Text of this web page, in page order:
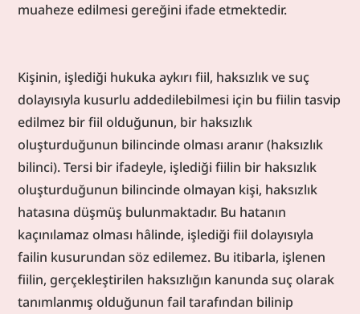
muaheze edilmesi gereğini ifade etmektedir.
Kişinin, işlediği hukuka aykırı fiil, haksızlık ve suç
dolayısıyla kusurlu addedilebilmesi için bu fiilin tasvip
edilmez bir fiil olduğunun, bir haksızlık
oluşturduğunun bilincinde olması aranır (haksızlık
bilinci). Tersi bir ifadeyle, işlediği fiilin bir haksızlık
oluşturduğunun bilincinde olmayan kişi, haksızlık
hatasına düşmüş bulunmaktadır. Bu hatanın
kaçınılamaz olması hâlinde, işlediği fiil dolayısıyla
failin kusurundan söz edilemez. Bu itibarla, işlenen
fiilin, gerçekleştirilen haksızlığın kanunda suç olarak
tanımlanmış olduğunun fail tarafından bilinip